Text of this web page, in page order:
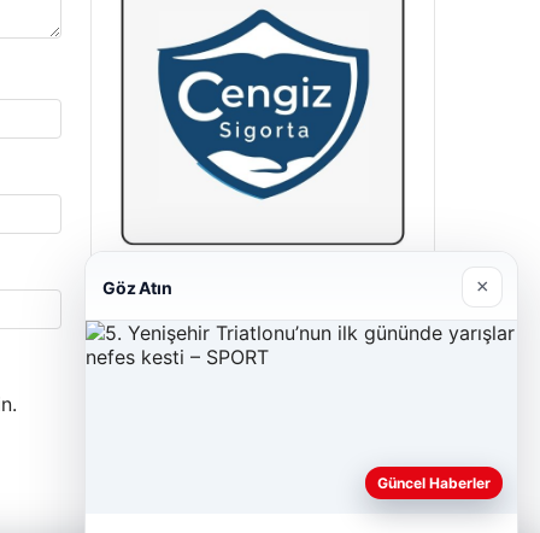
Cengiz Sigorta
06/23/2026
Göz Atın ×
Güncel Haberler